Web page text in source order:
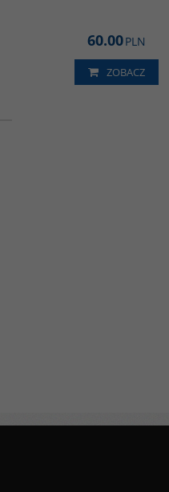
60.00PLN
ZOBACZ